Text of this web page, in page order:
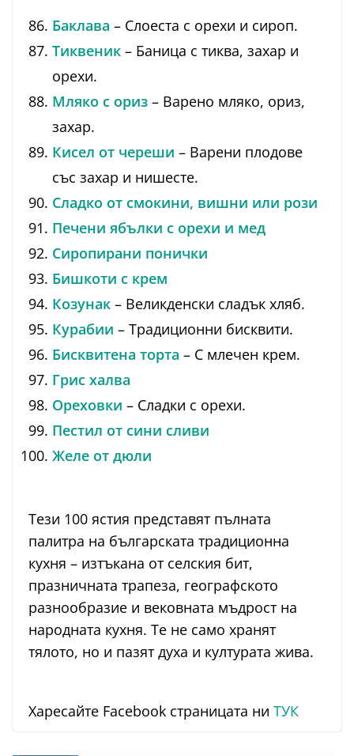
Баклава – Слоеста с орехи и сироп.
Тиквеник – Баница с тиква, захар и
орехи.
Мляко с ориз – Варено мляко, ориз,
захар.
Кисел от череши – Варени плодове
със захар и нишесте.
Сладко от смокини, вишни или рози
Печени ябълки с орехи и мед
Сиропирани понички
Бишкоти с крем
Козунак – Великденски сладък хляб.
Курабии – Традиционни бисквити.
Бисквитена торта – С млечен крем.
Грис халва
Ореховки – Сладки с орехи.
Пестил от сини сливи
Желе от дюли
Тези 100 ястия представят пълната
палитра на българската традиционна
кухня – изтъкана от селския бит,
празничната трапеза, географското
разнообразие и вековната мъдрост на
народната кухня. Те не само хранят
тялото, но и пазят духа и културата жива.
Харесайте Facebook страницата ни ТУК